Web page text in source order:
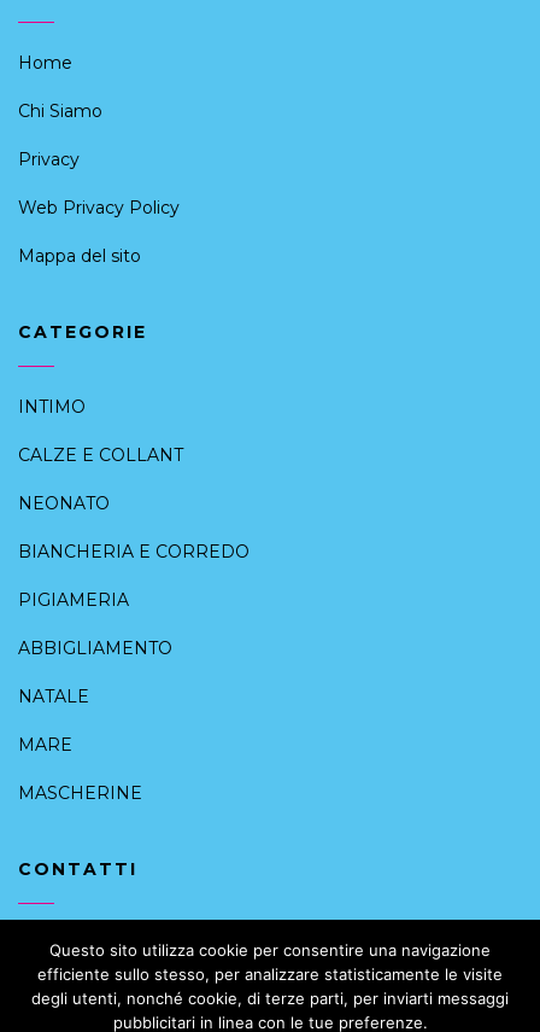
Home
Chi Siamo
Privacy
Web Privacy Policy
Mappa del sito
CATEGORIE
INTIMO
CALZE E COLLANT
NEONATO
BIANCHERIA E CORREDO
PIGIAMERIA
ABBIGLIAMENTO
NATALE
MARE
MASCHERINE
CONTATTI
+39 091 6168088
info@intimoalcentrostorico.it
Questo sito utilizza cookie per consentire una navigazione
efficiente sullo stesso, per analizzare statisticamente le visite
degli utenti, nonché cookie, di terze parti, per inviarti messaggi
pubblicitari in linea con le tue preferenze.